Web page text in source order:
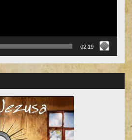
02:19